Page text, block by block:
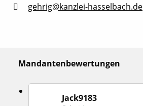
gehrig@kanzlei-hasselbach.de
Mandantenbewertungen
Jack9183